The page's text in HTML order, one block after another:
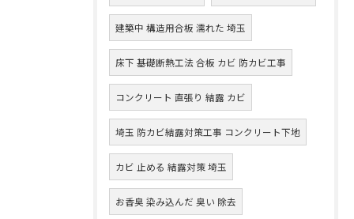
建築中 構造用合板 濡れた 埼玉
床下 基礎断熱工法 合板 カビ 防カビ工事
コンクリート 直張り 結露 カビ
埼玉 防カビ結露対策工事 コンクリート下地
カビ 止める 結露対策 埼玉
お香臭 染み込んだ 臭い 除去